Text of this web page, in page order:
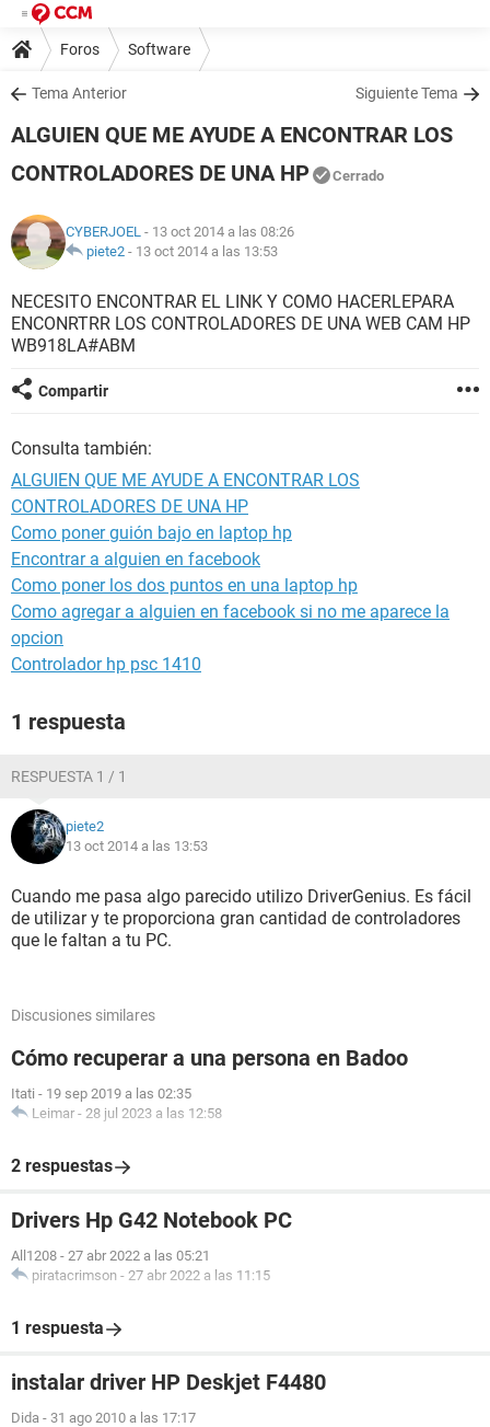
Foros Software
Tema Anterior Siguiente Tema
ALGUIEN QUE ME AYUDE A ENCONTRAR LOS
CONTROLADORES DE UNA HP
Cerrado
CYBERJOEL - 13 oct 2014 a las 08:26
piete2 - 13 oct 2014 a las 13:53
NECESITO ENCONTRAR EL LINK Y COMO HACERLEPARA
ENCONRTRR LOS CONTROLADORES DE UNA WEB CAM HP
WB918LA#ABM
Compartir
Consulta también:
ALGUIEN QUE ME AYUDE A ENCONTRAR LOS
CONTROLADORES DE UNA HP
Como poner guión bajo en laptop hp
Encontrar a alguien en facebook
Como poner los dos puntos en una laptop hp
Como agregar a alguien en facebook si no me aparece la
opcion
Controlador hp psc 1410
1 respuesta
RESPUESTA 1 / 1
piete2
13 oct 2014 a las 13:53
Cuando me pasa algo parecido utilizo DriverGenius. Es fácil
de utilizar y te proporciona gran cantidad de controladores
que le faltan a tu PC.
Discusiones similares
Cómo recuperar a una persona en Badoo
Itati - 19 sep 2019 a las 02:35
Leimar - 28 jul 2023 a las 12:58
2 respuestas
Drivers Hp G42 Notebook PC
All1208 - 27 abr 2022 a las 05:21
piratacrimson - 27 abr 2022 a las 11:15
1 respuesta
instalar driver HP Deskjet F4480
Dida - 31 ago 2010 a las 17:17